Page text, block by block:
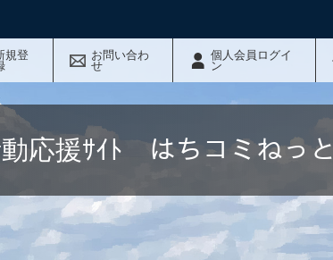
規登
お問い合わ
せ
個人会員ログイ
ン
動応援ｻｲﾄ はちコミねっと